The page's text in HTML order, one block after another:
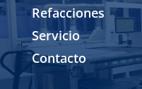
Refacciones
Servicio
Contacto